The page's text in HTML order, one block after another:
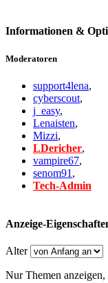
Informationen &
Moderatoren
support4lena,
cyberscout,
j_easy,
Lenaisten,
Mizzi,
LDericher,
vampire67,
senom91 ,
Tech-Admin
Anzeige-
Alter
Nur Themen